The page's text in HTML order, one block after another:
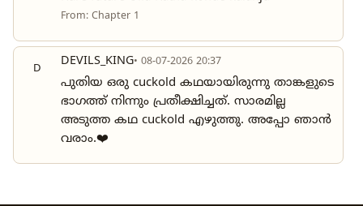
From: Chapter 1
D DEVILS_KING• 08-07-2026 20:37
പുതിയ ഒരു cuckold കഥയായിരുന്നു താങ്കളുടെ
ഭാഗത്ത് നിന്നും പ്രതീക്ഷിച്ചത്. സാരമില്ല
അടുത്ത കഥ cuckold എഴുത്തു. അപ്പോ ഞാൻ
വരാം.❤️